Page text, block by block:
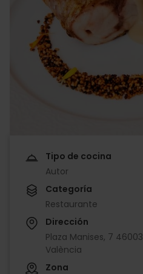
Tipo de cocina
Autor
Categoría
Restaurante
Dirección
Plaza Manises, 7 46003
València
Zona